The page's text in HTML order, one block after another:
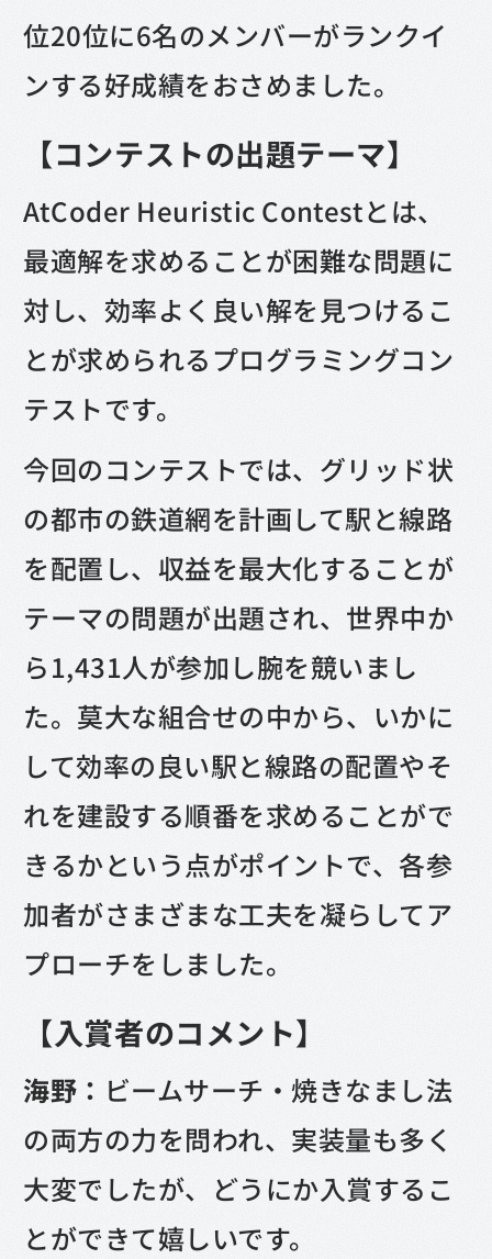
位20位に6名のメンバーがランクイ
ンする好成績をおさめました。
【コンテストの出題テーマ】
AtCoder Heuristic Contestとは、
最適解を求めることが困難な問題に
対し、効率よく良い解を見つけるこ
とが求められるプログラミングコン
テストです。
今回のコンテストでは、グリッド状
の都市の鉄道網を計画して駅と線路
を配置し、収益を最大化することが
テーマの問題が出題され、世界中か
ら1,431人が参加し腕を競いまし
た。莫大な組合せの中から、いかに
して効率の良い駅と線路の配置やそ
れを建設する順番を求めることがで
きるかという点がポイントで、各参
加者がさまざまな工夫を凝らしてア
プローチをしました。
【入賞者のコメント】
海野： ビームサーチ・焼きなまし法
の両方の力を問われ、実装量も多く
大変でしたが、どうにか入賞するこ
とができて嬉しいです。